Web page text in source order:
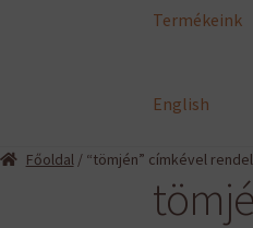
Termékeink
English
Főoldal/ “tömjén” címkével